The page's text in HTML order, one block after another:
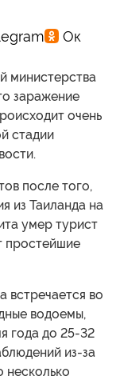
министерства
заражение
очень
стадии
после того,
из Таиланда на
умер турист
простейшие
встречается во
водоемы,
года до 25-32
из-за
несколько